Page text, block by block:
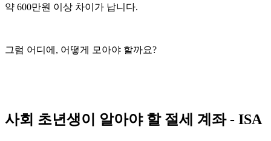
약 600만원 이상 차이가 납니다.
그럼 어디에, 어떻게 모아야 할까요?
사회 초년생이 알아야 할 절세 계좌 - ISA